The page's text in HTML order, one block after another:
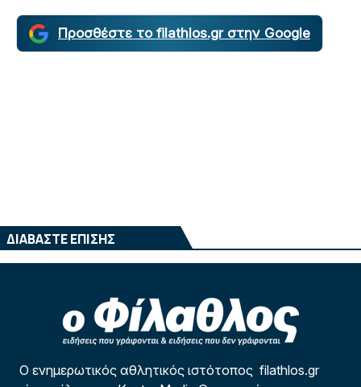
Προσθέστε το filathlos.gr στην Google
ΔΙΑΒΑΣΤΕ ΕΠΙΣΗΣ
Ο ενημερωτικός αθλητικός ιστότοπος filathlos.gr